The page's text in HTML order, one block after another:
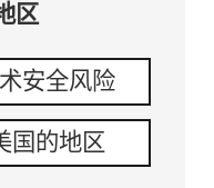
区
安全风险
国的地区